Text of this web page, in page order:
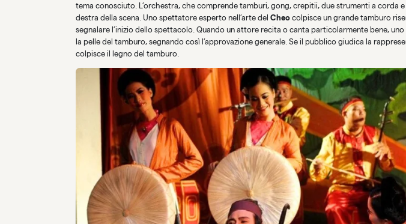
tema conosciuto. L’orchestra, che comprende tamburi, gong, crepitii, due strumenti a corda
destra della scena. Uno spettatore esperto nell’arte del Cheo colpisce un grande tamburo
segnalare l’inizio dello spettacolo. Quando un attore recita o canta particolarmente bene,
la pelle del tamburo, segnando così l’approvazione generale. Se il pubblico giudica la
colpisce il legno del tamburo.